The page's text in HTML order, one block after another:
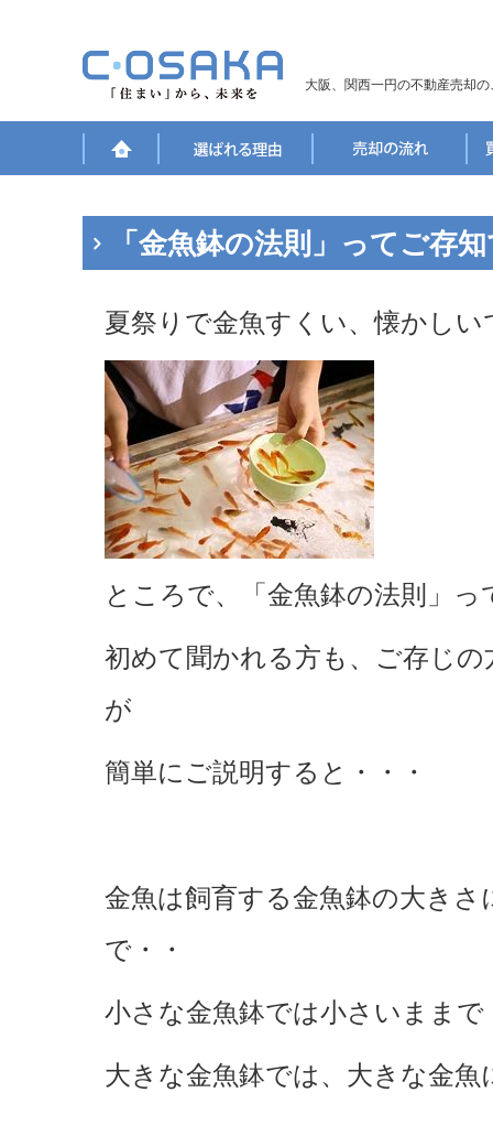
大阪、関西一円の不動産売却
「金魚鉢の法則」ってご存
夏祭りで金魚すくい、懐かしい
ところで、「金魚鉢の法則」
初めて聞かれる方も、ご存じ
が
簡単にご説明すると・・・
金魚は飼育する金魚鉢の大き
で・・
小さな金魚鉢では小さいままで
大きな金魚鉢では、大きな金